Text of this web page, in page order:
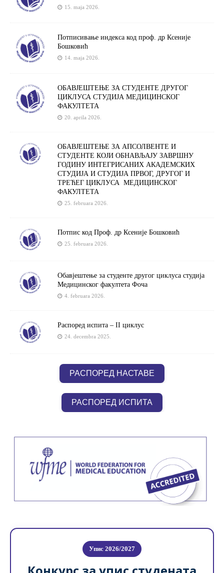
15. maja 2026.
Потписивање индекса код проф. др Ксеније
Бошковић
14. maja 2026.
ОБАВЈЕШТЕЊЕ ЗА СТУДЕНТЕ ДРУГОГ
ЦИКЛУСА СТУДИЈА МЕДИЦИНСКОГ
ФАКУЛТЕТА
20. aprila 2026.
OБАВЈЕШТЕЊЕ ЗА АПСОЛВЕНТЕ И
СТУДЕНТЕ КОЈИ ОБНАВЉАЈУ ЗАВРШНУ
ГОДИНУ ИНТЕГРИСАНИХ АКАДЕМСКИХ
СТУДИЈА И СТУДИЈА ПРВОГ, ДРУГОГ И
ТРЕЋЕГ ЦИКЛУСА МЕДИЦИНСКОГ
ФАКУЛТЕТА
25. februara 2026.
Потпис код Проф. др Ксеније Бошковић
25. februara 2026.
Обавјештење за студенте другог циклуса студија
Медицинског факултета Фоча
4. februara 2026.
Распоред испита – II циклус
24. decembra 2025.
РАСПОРЕД НАСТАВЕ
РАСПОРЕД ИСПИТА
Упис 2026/2027